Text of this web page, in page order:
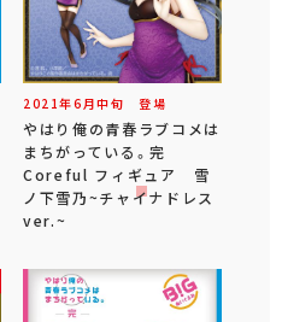
2021年6 月中旬 登場
やはり俺の青春ラブコメは
まちがっている。完
Coreful フィギュア 雪
ノ下雪乃~チャイナドレス
ver.~